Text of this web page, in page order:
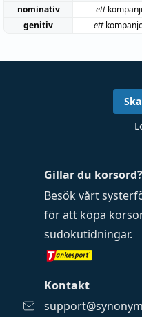
nominativ
ett
genitiv
ett
Gillar du korsord?
Besök vårt
för att köpa
sudokutidningar.
Kontakt